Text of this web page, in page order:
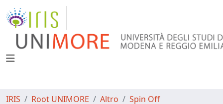
IRIS Root UNIMORE Altro Spin Off